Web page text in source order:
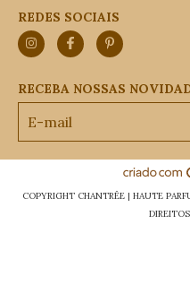
REDES SOCIAIS
RECEBA NOSSAS
COPYRIGHT CHANTRÊE | HAUTE